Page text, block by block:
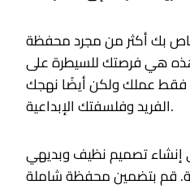
بك أكثر من مجرد محفظة
هي فرصتك للسيطرة على
فقط عملك ولكن أيضًا نهجك
الفريد وفلسفتك الإبداعية.
إنشاء تصميم نظيف وبديهي
قم بتضمين محفظة شاملة